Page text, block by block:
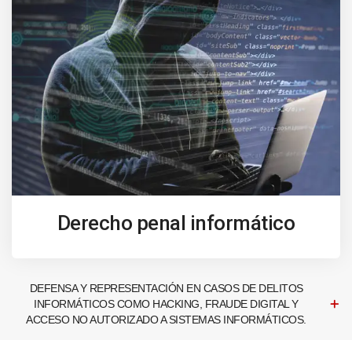
Derecho penal informático
DEFENSA Y REPRESENTACIÓN EN CASOS DE DELITOS
INFORMÁTICOS COMO HACKING, FRAUDE DIGITAL Y
ACCESO NO AUTORIZADO A SISTEMAS INFORMÁTICOS.